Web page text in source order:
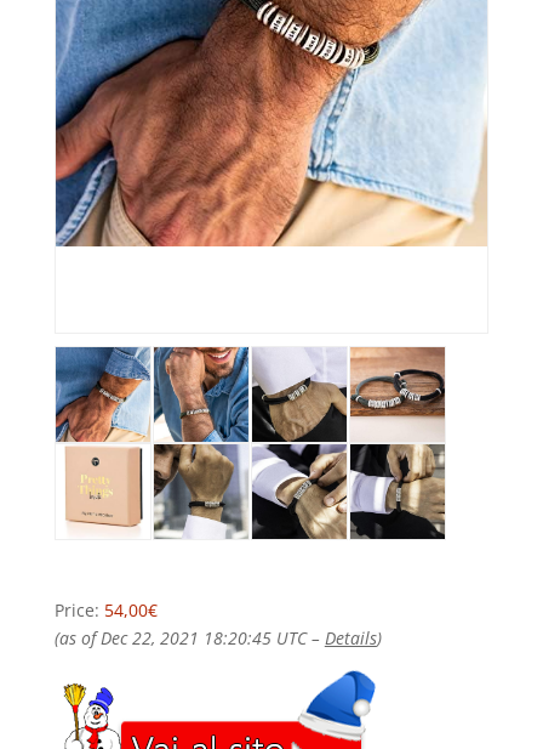
Price: 54,00€
(as of Dec 22, 2021 18:20:45 UTC – Details)